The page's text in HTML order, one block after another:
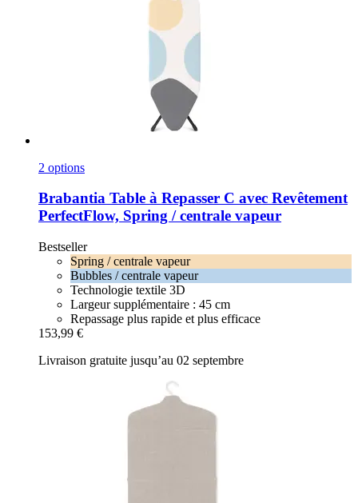
2 options
Brabantia Table à Repasser C avec Revêtement
PerfectFlow, Spring / centrale vapeur
Bestseller
Spring / centrale vapeur
Bubbles / centrale vapeur
Technologie textile 3D
Largeur supplémentaire : 45 cm
Repassage plus rapide et plus efficace
153,99 €
Livraison gratuite jusqu’au 02 septembre